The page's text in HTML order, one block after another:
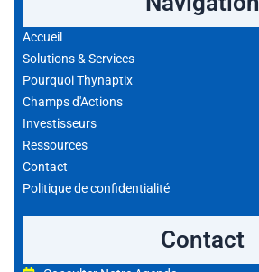
Accueil
Solutions & Services
Pourquoi Thynaptix
Champs d'Actions
Investisseurs
Ressources
Contact
Politique de confidentialité
Contact